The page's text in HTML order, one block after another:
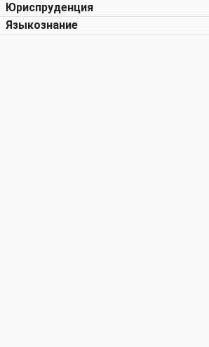
Юриспруденция
Языкознание